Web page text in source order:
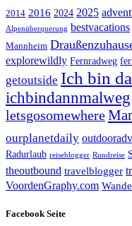
2014 2016 2024 2025
Alpenüberquerung bestvacations
Mannheim
explorewildly Fernradweg
getoutside Ich bin
ichbindannmalweg
letsgosomewhere
ourplanetdaily
Radurlaub reiseblogger Rundreise
theoutbound travelblogger
VoordenGraphy.com
Facebook Seite